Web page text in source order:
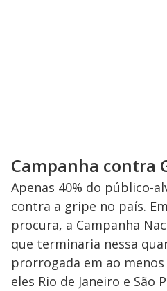
Campanha contra
Apenas 40% do público-
contra a gripe no país.
procura, a Campanha
que terminaria nessa
prorrogada em ao
eles Rio de Janeiro e São